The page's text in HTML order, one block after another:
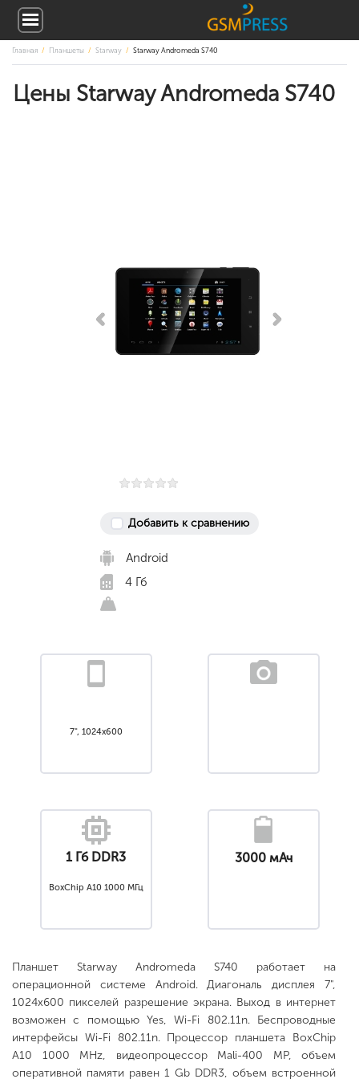
Главная Планшеты Starway Starway Andromeda S740
Цены Starway Andromeda S740
Добавить к сравнению
Android
4 Гб
7", 1024x600
1 Гб DDR3
BoxChip A10 1000 МГц
3000 мАч
Планшет Starway Andromeda S740 работает на
операционной системе Android. Диагональ дисплея 7",
1024x600 пикселей разрешение экрана. Выход в интернет
возможен с помощью Yes, Wi-Fi 802.11n. Беспроводные
интерфейсы Wi-Fi 802.11n. Процессор планшета BoxChip
A10 1000 MHz, видеопроцессор Mali-400 MP, объем
оперативной памяти равен 1 Gb DDR3, объем встроенной